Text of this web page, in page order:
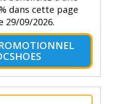
dans cette page
29/09/2026.